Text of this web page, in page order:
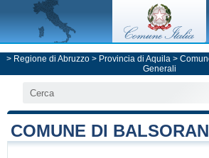
> Regione di Abruzzo > Provincia di Aquila >
Generali
COMUNE DI